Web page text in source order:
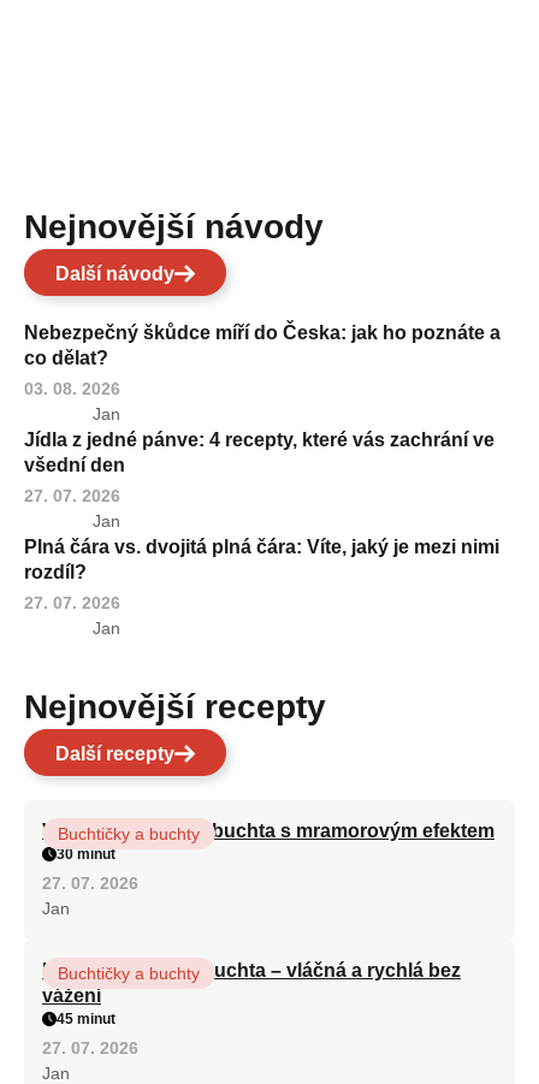
Nejnovější návody
Další návody
Nebezpečný škůdce míří do Česka: jak ho poznáte a
co dělat?
03. 08. 2026
Jan
Jídla z jedné pánve: 4 recepty, které vás zachrání ve
všední den
27. 07. 2026
Jan
Plná čára vs. dvojitá plná čára: Víte, jaký je mezi nimi
rozdíl?
27. 07. 2026
Jan
Nejnovější recepty
Další recepty
Vláčná olejová litá buchta s mramorovým efektem
Buchtičky a buchty
30 minut
27. 07. 2026
Jan
Hrnková maková buchta – vláčná a rychlá bez
vážení
Buchtičky a buchty
45 minut
27. 07. 2026
Jan